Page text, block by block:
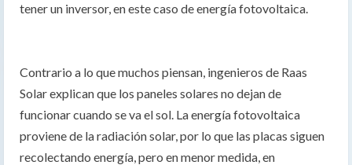
tener un inversor, en este caso de energía fotovoltaica.
Contrario a lo que muchos piensan, ingenieros de Raas
Solar explican que los paneles solares no dejan de
funcionar cuando se va el sol. La energía fotovoltaica
proviene de la radiación solar, por lo que las placas siguen
recolectando energía, pero en menor medida, en